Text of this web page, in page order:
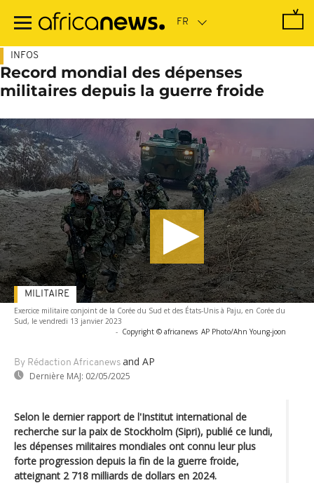
contenu
INFOS
Record mondial des dépenses
militaires depuis la guerre froide
Exercice militaire conjoint de la Corée du Sud et des États-Unis à Paju, en Corée du
Sud, le vendredi 13 janvier 2023
- Copyright © africanews AP Photo/Ahn Young-joon
By Rédaction Africanews and AP
Dernière MAJ: 02/05/2025
MILITAIRE
Selon le dernier rapport de l'Institut international de
recherche sur la paix de Stockholm (Sipri), publié ce lundi,
les dépenses militaires mondiales ont connu leur plus
forte progression depuis la fin de la guerre froide,
atteignant 2 718 milliards de dollars en 2024.